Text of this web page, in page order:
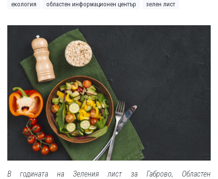
екология областен информационен център зелен лист
В годината на Зеления лист за Габрово, Областен